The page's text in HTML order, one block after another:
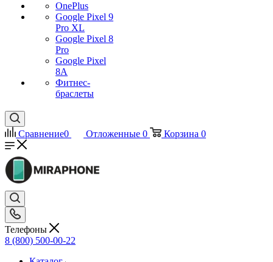
OnePlus
Google Pixel 9
Pro XL
Google Pixel 8
Pro
Google Pixel
8A
Фитнес-
браслеты
Сравнение0 Отложенные 0 Корзина 0
Телефоны
8 (800) 500-00-22